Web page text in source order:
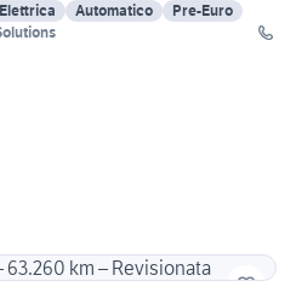
Elettrica Automatico
Pre-Euro